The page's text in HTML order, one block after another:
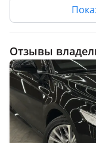
Отзывы